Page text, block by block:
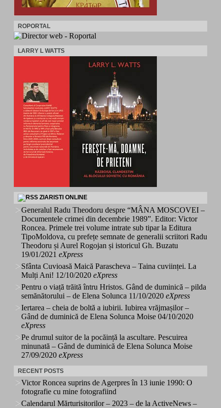
ROPORTAL
LARRY L WATTS
ZIARISTI ONLINE
Generalul Radu Theodoru despre “MÂNA MOSCOVEI –
Documentele crimei din decembrie 1989”. Editor: Victor
Roncea. Primele trei volume intrate sub tipar la Editura
TipoMoldova, cu prefețe semnate de generalii scriitori Radu
Theodoru și Aurel Rogojan și istoricul Gh. Buzatu
19/01/2021 eXpress
Sfânta Cuvioasă Maică Parascheva – Taina cuviinței. La
Mulți Ani! 12/10/2020 eXpress
Pentru o viață trăită întru Hristos. Gând de duminică – pilda
semănătorului – de Elena Solunca 11/10/2020 eXpress
Iertarea – cheia de boltă a iubirii. Iubirea vrăjmașilor –
Gând de duminică de Elena Solunca Moise 04/10/2020
eXpress
Pe drumul suitor de la pocăință la ascultare. Pescuirea
minunată – Gând de duminică de Elena Solunca Moise
27/09/2020 eXpress
RECENT POSTS
Victor Roncea suprins de Agerpres în 13 iunie 1990: O
fotografie cu mine fotografiind
Calendarul Mărturisitorilor – 2023 – de la ActiveNews –